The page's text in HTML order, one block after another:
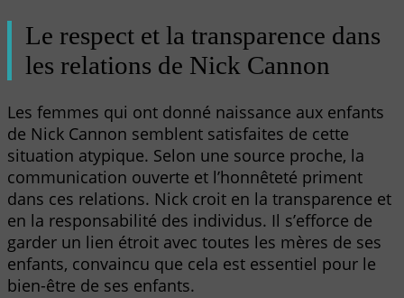
Le respect et la transparence dans
les relations de Nick Cannon
Les femmes qui ont donné naissance aux enfants
de Nick Cannon semblent satisfaites de cette
situation atypique. Selon une source proche, la
communication ouverte et l’honnêteté priment
dans ces relations. Nick croit en la transparence et
en la responsabilité des individus. Il s’efforce de
garder un lien étroit avec toutes les mères de ses
enfants, convaincu que cela est essentiel pour le
bien-être de ses enfants.